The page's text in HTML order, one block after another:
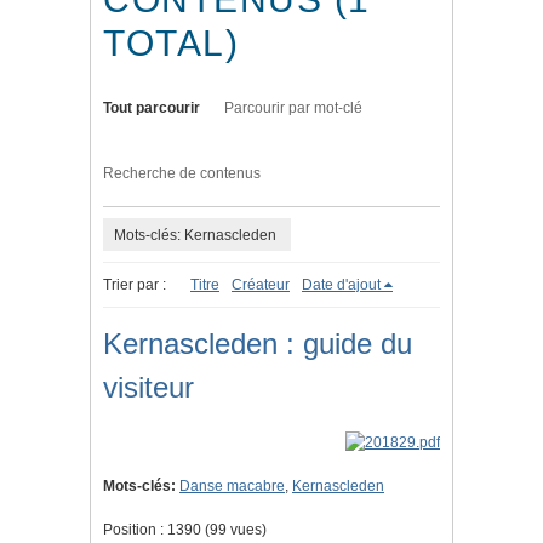
TOTAL)
Tout parcourir Parcourir par mot-clé
Recherche de contenus
Mots-clés: Kernascleden
Trier par : Titre Créateur Date d'ajout
Kernascleden : guide du
visiteur
Mots-clés: Danse macabre, Kernascleden
Position : 1390 (99 vues)